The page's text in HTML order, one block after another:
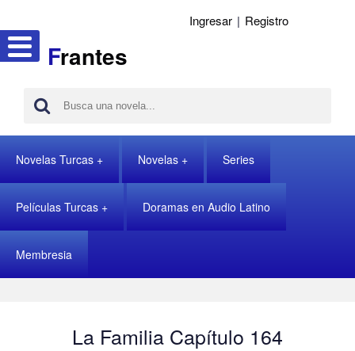
Frantes
Ingresar | Registro
Novelas Turcas Novelas Series
Películas Turcas Doramas en Audio Latino
Membresia
La Familia Capítulo 164